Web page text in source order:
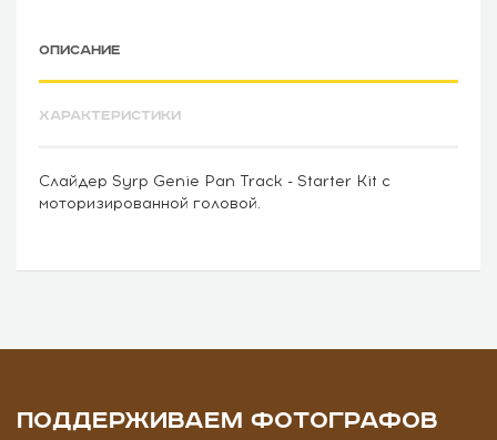
ОПИСАНИЕ
ХАРАКТЕРИСТИКИ
Слайдер Syrp Genie Pan Track - Starter Kit с
моторизированной головой.
ПОДДЕРЖИВАЕМ ФОТОГРАФОВ